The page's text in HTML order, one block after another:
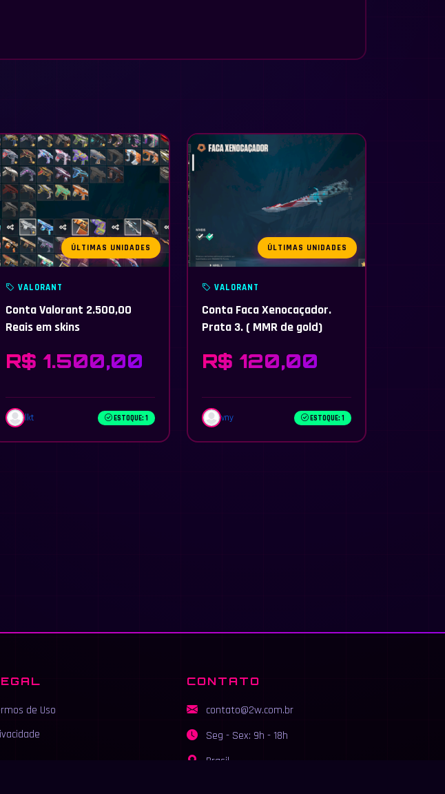
ÚLTIMAS UNIDADES
VALORANT
Conta Valorant 2.500,00
Reais em skins
R$ 1.500,00
lkt ESTOQUE: 1
ÚLTIMAS UNIDADES
VALORANT
Conta Faca Xenocaçador.
Prata 3. ( MMR de gold)
R$ 120,00
vny ESTOQUE: 1
de Uso
CONTATO
contato@2w.com.br
Seg - Sex: 9h - 18h
Brasil